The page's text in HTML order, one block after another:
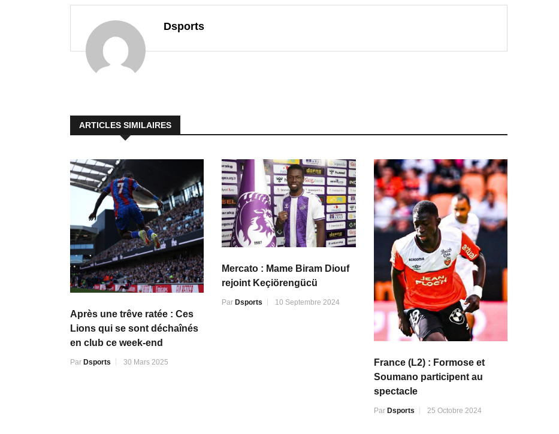
Dsports
ARTICLES SIMILAIRES
Après une trêve ratée : Ces
Lions qui se sont déchaînés
en club ce week-end
Par Dsports 30 Mars 2025
Mercato : Mame Biram Diouf
rejoint Keçiörengücü
Par Dsports 10 Septembre 2024
France (L2) : Formose et
Soumano participent au
spectacle
Par Dsports 25 Octobre 2024